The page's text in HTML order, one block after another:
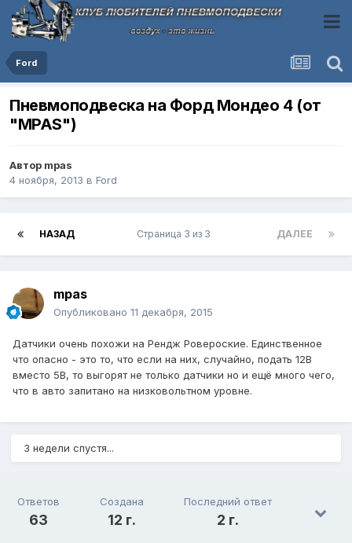
Ford
Пневмоподвеска на Форд Мондео 4 (от
"MPAS")
Автор mpas
4 ноября, 2013 в Ford
НАЗАД ДАЛЕЕ
Страница 3 из 3
mpas
Опубликовано 11 декабря, 2015
Датчики очень похожи на Рендж Ровероские. Единственное
что опасно - это то, что если на них, случайно, подать 12В
вместо 5В, то выгорят не только датчики но и ещё много чего,
что в авто запитано на низковольтном уровне.
3 недели спустя...
Ответов
63
Создана
12 г.
Последний ответ
2 г.